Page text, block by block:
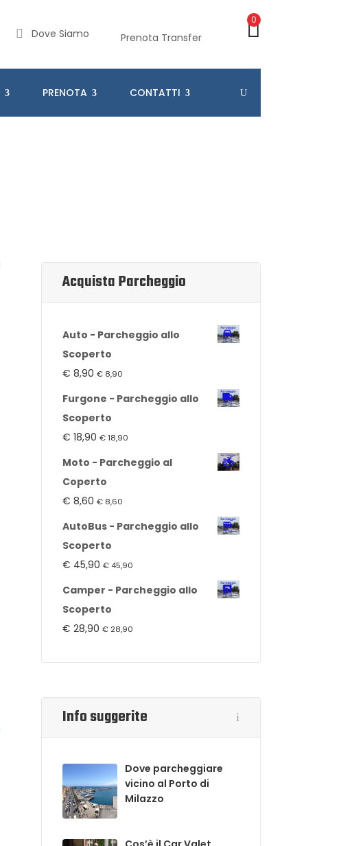
Dove Siamo Prenota Transfer
0
PRENOTA CONTATTI
Acquista Parcheggio
Auto - Parcheggio allo
Scoperto
€ 8,90 € 8,90
Furgone - Parcheggio allo
Scoperto
€ 18,90 €18,90
Moto - Parcheggio al
Coperto
€ 8,60 € 8,60
AutoBus - Parcheggio allo
Scoperto
€ 45,90 € 45,90
Camper - Parcheggio allo
Scoperto
€ 28,90 € 28,90
Info suggerite
Dove parcheggiare
vicino al Porto di
Milazzo